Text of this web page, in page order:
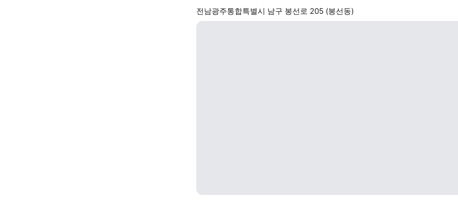
전남광주통합특별시 남구 봉선로 205 (봉선동)